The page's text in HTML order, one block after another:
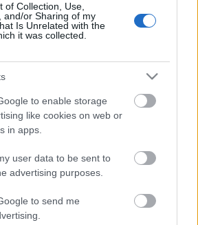
of Collection, Use,
and/or Sharing of my
Is Unrelated with the
it was collected.
to enable storage
like cookies on web or
in apps.
user data to be sent to
advertising purposes.
to send me
hogy arra a figyelemre
tulajdonképpen ezt a figyelmet
– mondta a színész, aki szerint
ami színpadra hajtja, hogy
neki.